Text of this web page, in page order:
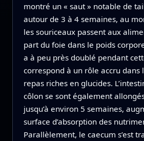
montré un « saut » notable de
autour de 3 à 4 semaines, au
les souriceaux passent aux
part du foie dans le poids
a à peu près doublé pendant
correspond à un rôle accru
repas riches en glucides.
côlon se sont également
jusqu’à environ 5 semaines,
surface d’absorption des
Parallèlement, le caecum s’est